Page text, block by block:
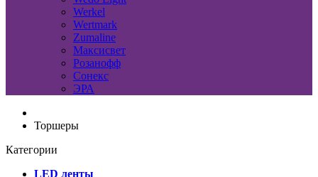
Werkel
Wertmark
Zumaline
Максисвет
Розанофф
Сонекс
ЭРА
Торшеры
Категории
LED ленты